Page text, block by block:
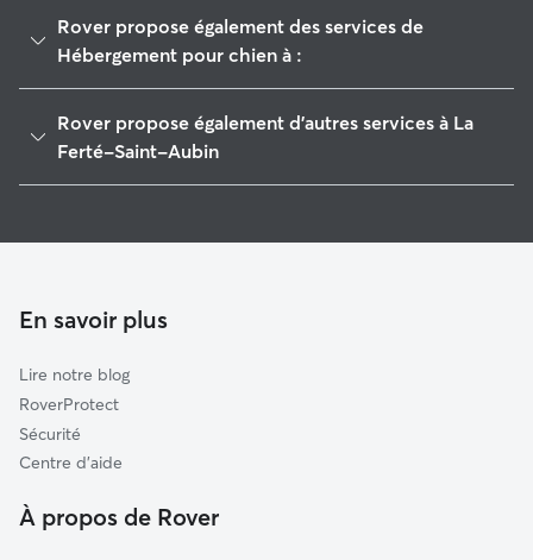
Rover propose également des services de
Hébergement pour chien à :
Olivet
Orléans
Vouzon
Lamotte-Beuvron
Huisseau-sur-Mauves
Meung-sur-Loire
Rover propose également d'autres services à La
Ferté-Saint-Aubin
Promeneur de Chien à La Ferté-Saint-Aubin
En savoir plus
Lire notre blog
RoverProtect
Sécurité
Centre d'aide
À propos de Rover